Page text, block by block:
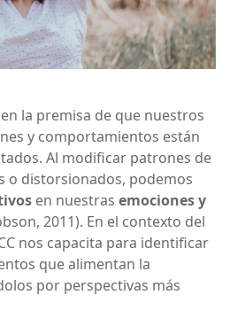
la premisa de que nuestros
y comportamientos están
Al modificar patrones de
o distorsionados, podemos
en nuestras emociones y
2011). En el contexto del
nos capacita para identificar
que alimentan la
por perspectivas más